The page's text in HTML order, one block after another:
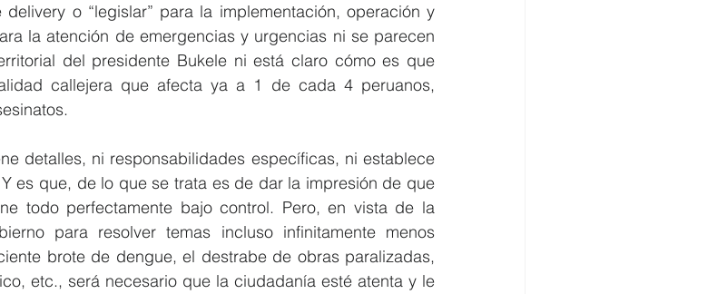
o “legislar” para la implementación, operación y
la atención de emergencias y urgencias ni se parecen
del presidente Bukele ni está claro cómo es que
callejera que afecta ya a 1 de cada 4 peruanos,
detalles, ni responsabilidades específicas, ni establece
es que, de lo que se trata es de dar la impresión de que
todo perfectamente bajo control. Pero, en vista de la
para resolver temas incluso infinitamente menos
brote de dengue, el destrabe de obras paralizadas,
etc., será necesario que la ciudadanía esté atenta y le